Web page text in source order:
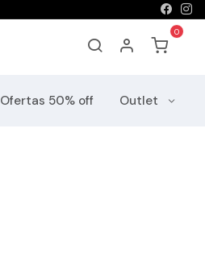
Ofertas 50% off Outlet